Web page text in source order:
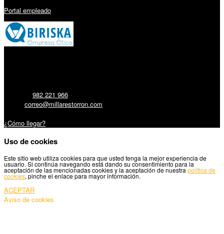
Portal empleado
982 221 966
correo@millarestorron.com
¿Cómo llegar?
Uso de cookies
Este sitio web utiliza cookies para que usted tenga la mejor experiencia de
usuario. Si continúa navegando está dando su consentimiento para la
aceptación de las mencionadas cookies y la aceptación de nuestra política de
cookies, pinche el enlace para mayor información.
ACEPTAR
Aviso de cookies